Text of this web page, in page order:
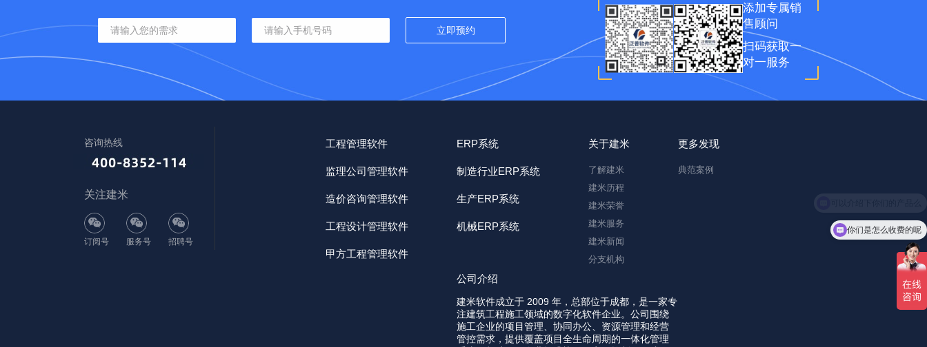
添加专属销
售顾问
扫码获取一
对一服务
咨询热线
关注建米
订阅号 服务号 招聘号
工程管理软件
监理公司管理软件
造价咨询管理软件
工程设计管理软件
甲方工程管理软件
ERP系统
制造行业ERP系统
生产ERP系统
机械ERP系统
关于建米
了解建米
建米历程
建米荣誉
建米服务
建米新闻
分支机构
更多发现
典范案例
公司介绍
建米软件成立于 2009 年，总部位于成都，是一家专
注建筑工程施工领域的数字化软件企业。公司围绕
施工企业的项目管理、协同办公、资源管理和经营
管控需求，提供覆盖项目全生命周期的一体化管理
你们是怎么收费的呢